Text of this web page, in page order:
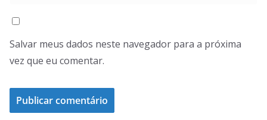
Salvar meus dados neste navegador para a próxima
vez que eu comentar.